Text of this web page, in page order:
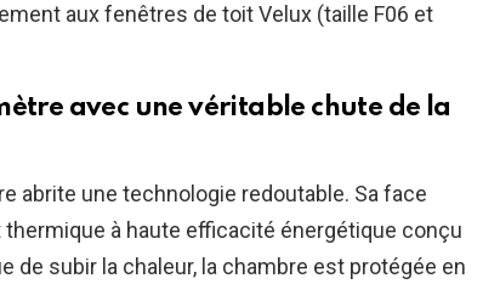
aux fenêtres de toit Velux (taille F06 et
avec une véritable chute de la
abrite une technologie redoutable. Sa face
à haute efficacité énergétique conçu
de subir la chaleur, la chambre est protégée en